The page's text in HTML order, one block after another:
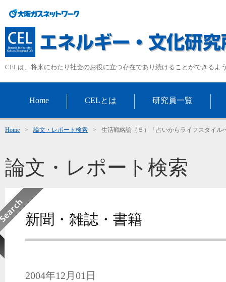
CELは、将来にわたり社会のお役に立つ存在であり続けることができるよ
Home CELとは 研究員一覧
Home > 論文・レポート検索 > 生活戦略論（５）「占いからライフスタイル
論文・レポート検索
新聞・雑誌・書籍
2004年12月01日